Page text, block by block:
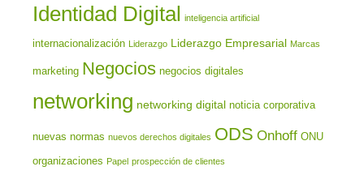
Identidad Digital inteligencia artificial
internacionalización Liderazgo Liderazgo Empresarial Marcas
marketing Negocios negocios digitales
networking networking digital noticia corporativa
nuevas normas nuevos derechos digitales ODS Onhoff ONU
organizaciones Papel prospección de clientes